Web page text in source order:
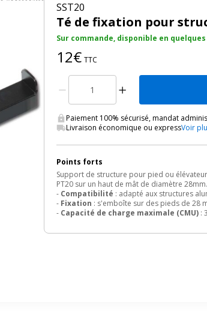
SST20
Té de fixation pour
Sur commande, disponible en
12€ TTC
Paiement 100% sécurisé, mandat
Livraison économique ou expressVoir
Points forts
Support de structure pour pied ou
PT20 sur un haut de mât de diamètre 28mm.
- Compatibilité : adapté aux structures
- Fixation : s'emboîte sur des pieds de 28
- Capacité de charge maximale (CMU) :